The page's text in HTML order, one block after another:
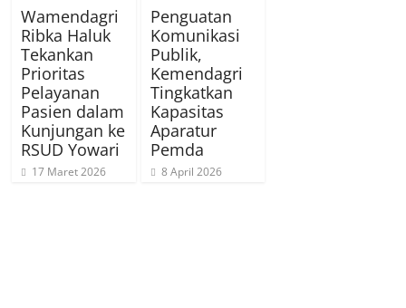
Wamendagri
Ribka Haluk
Tekankan
Prioritas
Pelayanan
Pasien dalam
Kunjungan ke
RSUD Yowari
17 Maret 2026
Penguatan
Komunikasi
Publik,
Kemendagri
Tingkatkan
Kapasitas
Aparatur
Pemda
8 April 2026